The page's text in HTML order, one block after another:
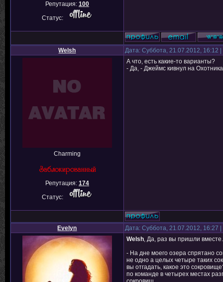
Репутация: 100
Статус:
Welsh Дата: Суббота, 21.07.2012,
Charming
Репутация: 174
Статус:
А что, есть какие-то варианты?
- Да, - Джеймс кивнул на
Evelyn Дата: Суббота, 21.07.2012,
Welsh, Да, раз вы пришли
- На дне моего озера спрятано
не одно а целых четыре таких
вы отгадать, какое это
по команде в четырех местах